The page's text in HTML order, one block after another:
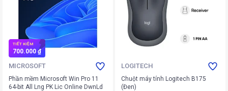
TIẾT KIỆM
700.000 ₫
MICROSOFT
Phần mềm Microsoft Win Pro 11
64-bit All Lng PK Lic Online DwnLd
LOGITECH
Chuột máy tính Logitech B175
(Đen)